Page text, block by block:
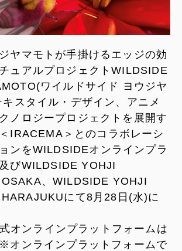
ヤマモトが手掛けるエッジの効
ュアルプロジェクトWILDSIDE
ワイルドサイド ヨウジヤ
スタイル・デザイン、アニメ
ノロジープロジェクトを展開す
IRACEMA＞とのコラボレーシ
ンをWILDSIDEオンラインプラ
びWILDSIDE YOHJI
、WILDSIDE YOHJI
にて8月28日(水)に
オンラインプラットフォームは
ンラインプラットフォームで